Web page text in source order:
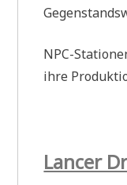
NPC-
ihre
Lancer